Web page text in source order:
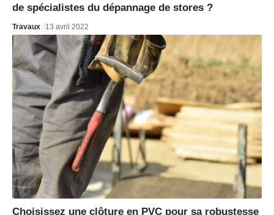
de spécialistes du dépannage de stores ?
Travaux 13 avril 2022
Choisissez une clôture en PVC pour sa robustesse